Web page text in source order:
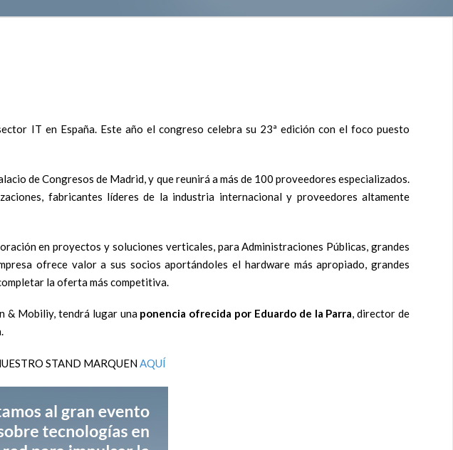
IT en España. Este año el congreso celebra su 23ª edición con el foco puesto
de Congresos de Madrid, y que reunirá a más de 100 proveedores especializados.
fabricantes líderes de la industria internacional y proveedores altamente
en proyectos y soluciones verticales, para Administraciones Públicas, grandes
ofrece valor a sus socios aportándoles el hardware más apropiado, grandes
la oferta más competitiva.
& Mobiliy, tendrá lugar una ponencia ofrecida por Eduardo de la Parra, director de
STAND MARQUENAQUÍ